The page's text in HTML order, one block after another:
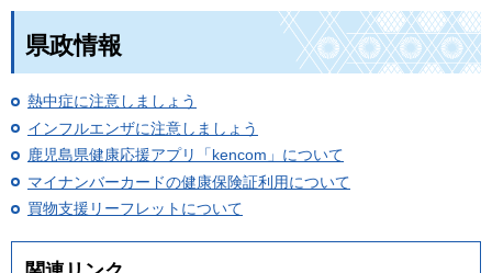
県政情報
熱中症に注意しましょう
インフルエンザに注意しましょう
鹿児島県健康応援アプリ「kencom」について
マイナンバーカードの健康保険証利用について
買物支援リーフレットについて